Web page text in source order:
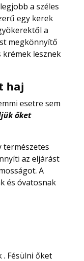
a széles
egy kerek
a
megkönnyítő
krémek lesznek
haj
esetre sem
őket
természetes
az eljárást
A
és óvatosnak
. Fésülni őket